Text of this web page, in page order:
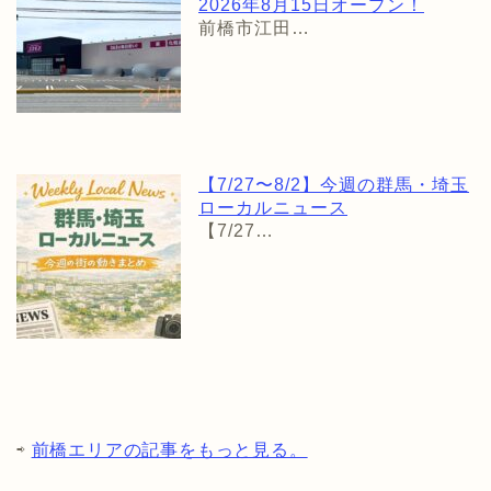
2026年8月15日オープン！
前橋市江田…
【7/27〜8/2】今週の群馬・埼玉
ローカルニュース
【7/27…
⇨ 前橋エリアの記事をもっと見る。